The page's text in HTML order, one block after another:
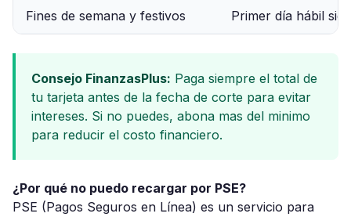
Fines de semana y festivos Primer día hábil
Consejo FinanzasPlus: Paga siempre el total de
tu tarjeta antes de la fecha de corte para evitar
intereses. Si no puedes, abona mas del minimo
para reducir el costo financiero.
¿Por qué no puedo recargar por PSE?
PSE (Pagos Seguros en Línea) es un servicio para